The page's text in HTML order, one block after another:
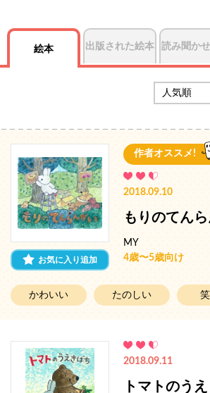
絵本 出版された絵本 読み聞か
お気に入り追加
作者オススメ!
2018.09.10
もりのてん
MY
4歳〜5歳向け
かわいい たのしい
2018.09.11
トマトのう